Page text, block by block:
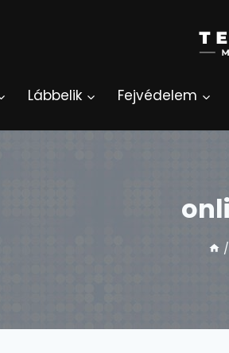
Lábbelik Fejvédelem
/